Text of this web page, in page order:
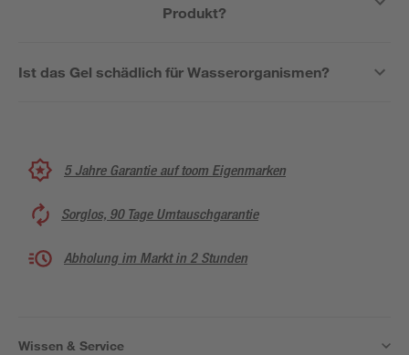
Produkt?
Ist das Gel schädlich für Wasserorganismen?
5 Jahre Garantie auf toom Eigenmarken
Sorglos, 90 Tage Umtauschgarantie
Abholung im Markt in 2 Stunden
Wissen & Service